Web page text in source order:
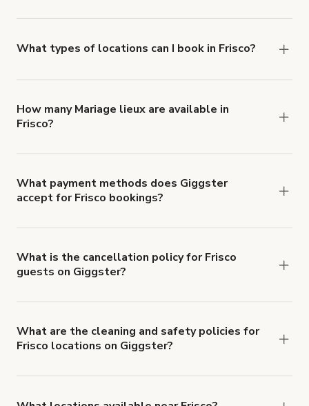
about Giggster's Damage Protection coverage.
What types of locations can I book in Frisco?
'Filters' to look for something specific.
How many Mariage lieux are available in
Frisco?
What payment methods does Giggster
accept for Frisco bookings?
What is the cancellation policy for Frisco
guests on Giggster?
cancellation and refund policy
What are the cleaning and safety policies for
Frisco locations on Giggster?